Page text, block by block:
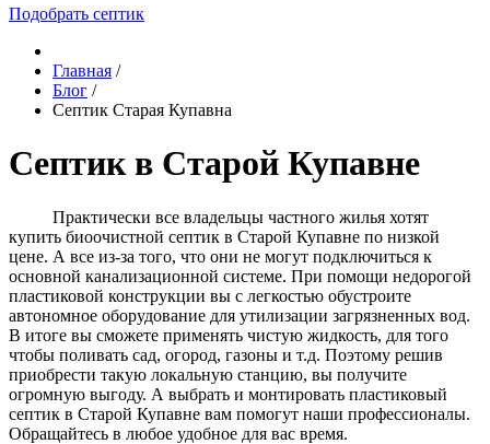
Подобрать септик
Главная /
Блог /
Септик Старая Купавна
Септик в Старой Купавне
Практически все владельцы частного жилья хотят
купить биоочистной септик в Старой Купавне по низкой
цене. А все из-за того, что они не могут подключиться к
основной канализационной системе. При помощи недорогой
пластиковой конструкции вы с легкостью обустроите
автономное оборудование для утилизации загрязненных вод.
В итоге вы сможете применять чистую жидкость, для того
чтобы поливать сад, огород, газоны и т.д. Поэтому решив
приобрести такую локальную станцию, вы получите
огромную выгоду. А выбрать и монтировать пластиковый
септик в Старой Купавне вам помогут наши профессионалы.
Обращайтесь в любое удобное для вас время.